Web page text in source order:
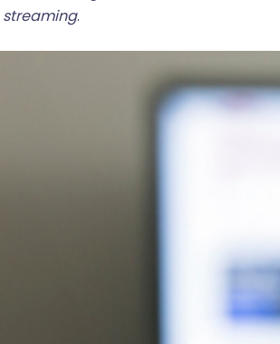
streaming.